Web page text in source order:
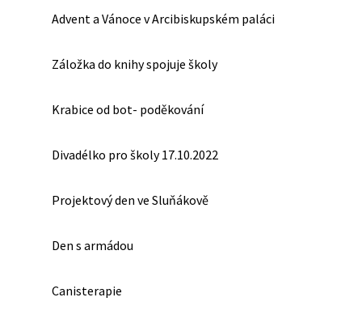
Advent a Vánoce v Arcibiskupském paláci
Záložka do knihy spojuje školy
Krabice od bot- poděkování
Divadélko pro školy 17.10.2022
Projektový den ve Sluňákově
Den s armádou
Canisterapie